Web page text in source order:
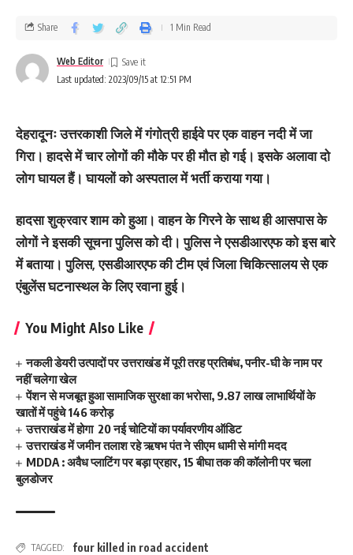
Last updated: 2023/09/15 at 12:51 PM
Web Editor
Share 1 Min Read
देहरादूनः उत्तरकाशी जिले में गंगोत्री हाईवे पर एक वाहन नदी में जा
गिरा। हादसे में चार लोगों की मौके पर ही मौत हो गई। इसके अलावा दो
लोग घायल हैं। घायलों को अस्‍पताल में भर्ती कराया गया।
हादसा शुक्रवार शाम को हुआ। वाहन के गिरने के साथ ही आसपास के
लोगों ने इसकी सूचना पुलिस को दी। पुलिस ने एसडीआरएफ को इस बारे
में बताया। पुलिस, एसडीआरएफ की टीम एवं जिला चिकित्सालय से एक
एंबुलेंस घटनास्थल के लिए रवाना हुई।
You Might Also Like
नकली डेयरी उत्पादों पर उत्तराखंड में पूरी तरह प्रतिबंध, पनीर-घी के नाम पर
नहीं चलेगा खेल
पेंशन से मजबूत हुआ सामाजिक सुरक्षा का भरोसा, 9.87 लाख लाभार्थियों के
खातों में पहुंचे 146 करोड़
उत्तराखंड में होगा 20 नई चोटियों का पर्यावरणीय ऑडिट
उत्तराखंड में जमीन तलाश रहे ऋषभ पंत ने सीएम धामी से मांगी मदद
MDDA : अवैध प्लाटिंग पर बड़ा प्रहार, 15 बीघा तक की कॉलोनी पर चला
बुलडोजर
TAGGED: four killed in road accident